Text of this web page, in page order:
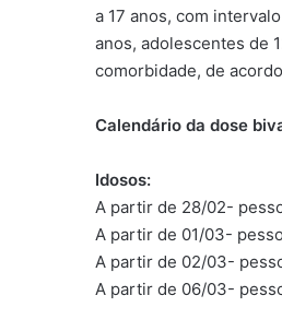
a 17 anos, com
anos, adolescentes de
comorbidade, de
Calendário da dose
Idosos:
A partir de 28/02-
A partir de 01/03-
A partir de 02/03-
A partir de 06/03-